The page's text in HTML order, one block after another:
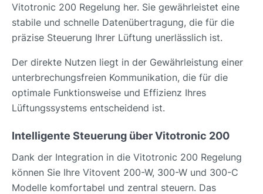
Vitotronic 200 Regelung her. Sie gewährleistet eine
stabile und schnelle Datenübertragung, die für die
präzise Steuerung Ihrer Lüftung unerlässlich ist.
Der direkte Nutzen liegt in der Gewährleistung einer
unterbrechungsfreien Kommunikation, die für die
optimale Funktionsweise und Effizienz Ihres
Lüftungssystems entscheidend ist.
Intelligente Steuerung über Vitotronic 200
Dank der Integration in die Vitotronic 200 Regelung
können Sie Ihre Vitovent 200-W, 300-W und 300-C
Modelle komfortabel und zentral steuern. Das